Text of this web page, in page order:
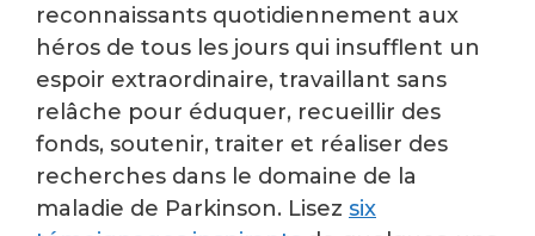
reconnaissants quotidiennement aux
héros de tous les jours qui insufflent un
espoir extraordinaire, travaillant sans
relâche pour éduquer, recueillir des
fonds, soutenir, traiter et réaliser des
recherches dans le domaine de la
maladie de Parkinson. Lisez six